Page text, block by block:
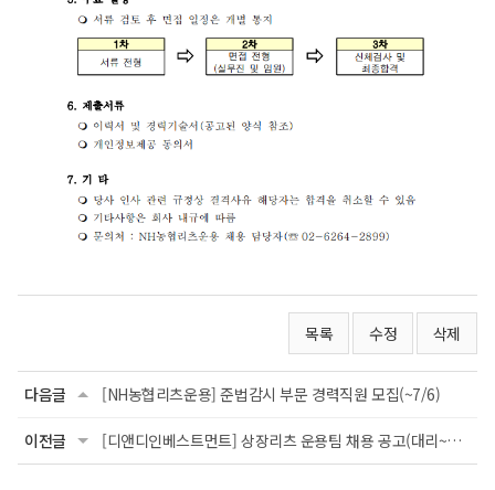
목록 수정 삭제
다음글 [NH농협리츠운용] 준법감시 부문 경력직원 모집(~7/6)
이전글 [디앤디인베스트먼트] 상장리츠 운용팀 채용 공고(대리~과장)